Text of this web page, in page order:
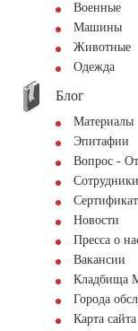
Военные
Машины
Животные
Одежда
Блог
Материалы
Эпитафии
Вопрос -
Сотрудники
Новости
Пресса о
Вакансии
Кладбища
Города
Карта сайта